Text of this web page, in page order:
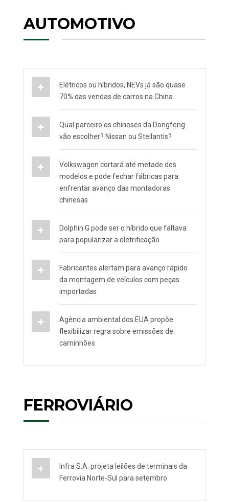
AUTOMOTIVO
Elétricos ou híbridos, NEVs já são quase
70% das vendas de carros na China
Qual parceiro os chineses da Dongfeng
vão escolher? Nissan ou Stellantis?
Volkswagen cortará até metade dos
modelos e pode fechar fábricas para
enfrentar avanço das montadoras
chinesas
Dolphin G pode ser o híbrido que faltava
para popularizar a eletrificação
Fabricantes alertam para avanço rápido
da montagem de veículos com peças
importadas
Agência ambiental dos EUA propõe
flexibilizar regra sobre emissões de
caminhões
FERROVIÁRIO
Infra S.A. projeta leilões de terminais da
Ferrovia Norte-Sul para setembro